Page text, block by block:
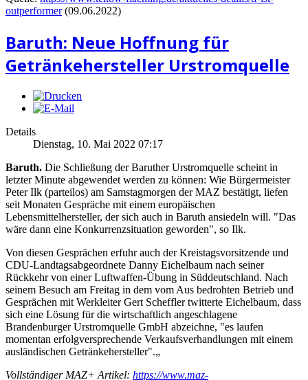
outperformer(09.06.2022)
Baruth: Neue Hoffnung für
Getränkehersteller Urstromquelle
Details
Dienstag, 10. Mai 2022 07:17
Baruth. Die Schließung der Baruther Urstromquelle scheint in
letzter Minute abgewendet werden zu können: Wie Bürgermeister
Peter Ilk (parteilos) am Samstagmorgen der MAZ bestätigt, liefen
seit Monaten Gespräche mit einem europäischen
Lebensmittelhersteller, der sich auch in Baruth ansiedeln will. "Das
wäre dann eine Konkurrenzsituation geworden", so Ilk.
Von diesen Gesprächen erfuhr auch der Kreistagsvorsitzende und
CDU-Landtagsabgeordnete Danny Eichelbaum nach seiner
Rückkehr von einer Luftwaffen-Übung in Süddeutschland. Nach
seinem Besuch am Freitag in dem vom Aus bedrohten Betrieb und
Gesprächen mit Werkleiter Gert Scheffler twitterte Eichelbaum, dass
sich eine Lösung für die wirtschaftlich angeschlagene
Brandenburger Urstromquelle GmbH abzeichne, "es laufen
momentan erfolgversprechende Verkaufsverhandlungen mit einem
ausländischen Getränkehersteller".„
Vollständiger MAZ+ Artikel: https://www.maz-